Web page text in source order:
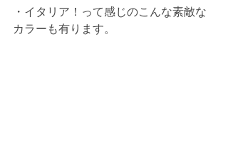
・イタリア！って感じのこんな素敵な
カラーも有ります。